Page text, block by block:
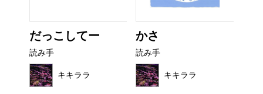
だっこしてー
読み手
キキララ
かさ
読み手
キキララ